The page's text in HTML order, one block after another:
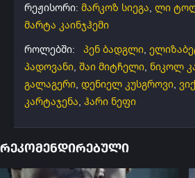
რეჟისორი: მარკოზ სიეგა, ლი
მარტა კაინჯჰემი
როლებში:
პენ ბადგლი,
პადოვანი, შაი მიტჩელი, ნიკოლ
გალაგერი, დენიელ კუსგროვი,
კარტაჯენა, ჰარი ნეფი
რეკომენდირებული